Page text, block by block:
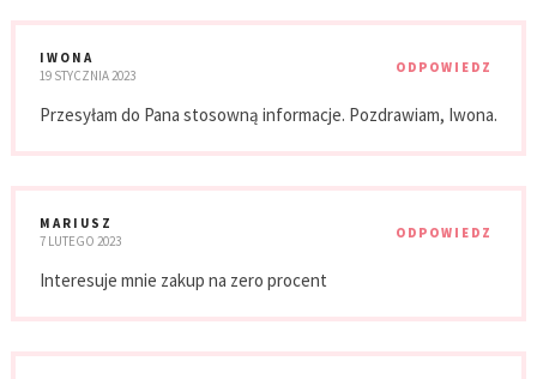
IWONA
19 STYCZNIA 2023
ODPOWIEDZ
Przesyłam do Pana stosowną informacje. Pozdrawiam, Iwona.
MARIUSZ
7 LUTEGO 2023
ODPOWIEDZ
Interesuje mnie zakup na zero procent